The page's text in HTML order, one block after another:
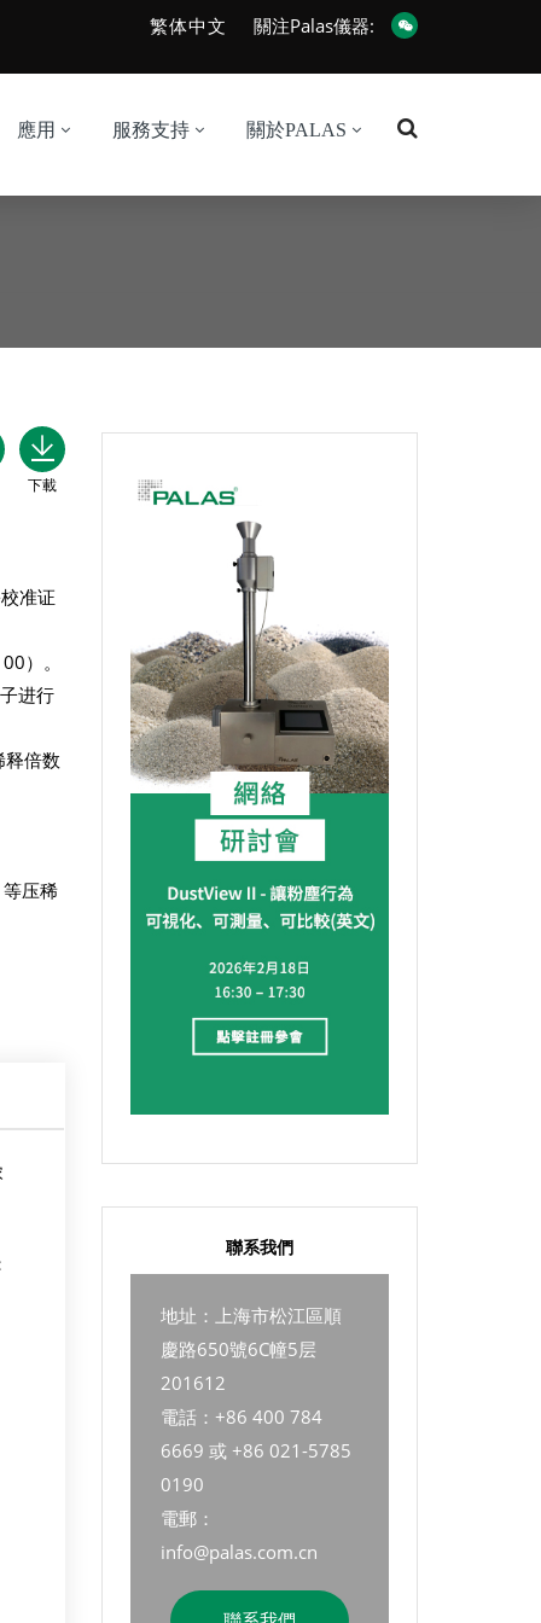
繁体中文 關注Palas儀器:
應用 服務支持 關於PALAS
下載
准证
）。
进行
倍数
压稀
聯系我們
地址：上海市松江區順
慶路650號6C幢5层
201612
電話：+86 400 784
6669 或 +86 021-5785
0190
電郵：
info@palas.com.cn